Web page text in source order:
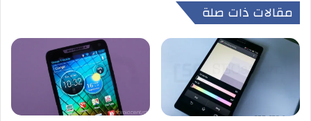
مقالات ذات صلة